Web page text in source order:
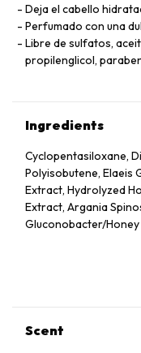
Deja el cabello
Perfumado con una
Libre de sulfatos,
propilenglicol,
Ingredients
Cyclopentasiloxane,
Polyisobutene, Elaeis
Extract, Hydrolyzed
Extract, Argania
Gluconobacter/
Phenoxyethanol,
Scent